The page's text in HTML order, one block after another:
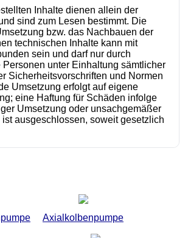
Inhalte dienen allein der
sind zum Lesen bestimmt. Die
bzw. das Nachbauen der
technischen Inhalte kann mit
sein und darf nur durch
Personen unter Einhaltung sämtlicher
Sicherheitsvorschriften und Normen
Umsetzung erfolgt auf eigene
eine Haftung für Schäden infolge
Umsetzung oder unsachgemäßer
ausgeschlossen, soweit gesetzlich
Axialkolbenpumpe